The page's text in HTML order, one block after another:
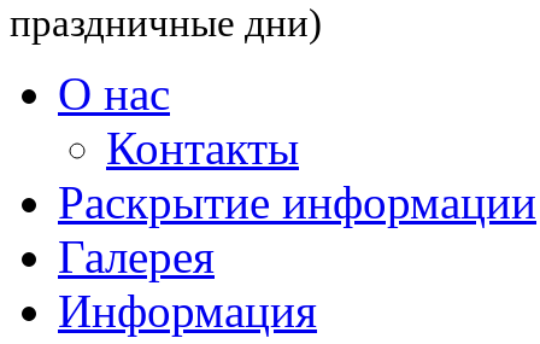
праздничные дни)
О нас
Контакты
Раскрытие информации
Галерея
Информация